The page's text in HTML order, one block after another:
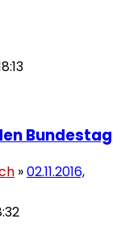
Bundestag
»02.11.2016,